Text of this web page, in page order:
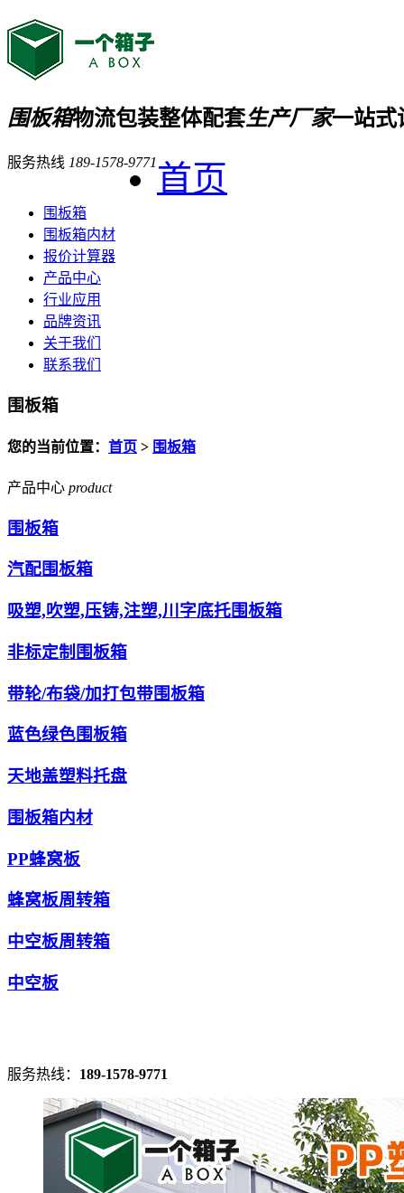
围板箱物流包装整体配套生产厂家一站式
服务热线 189-1578-9771 首页
围板箱
围板箱内材
报价计算器
产品中心
行业应用
品牌资讯
关于我们
联系我们
围板箱
您的当前位置： 首页 > 围板箱
产品中心 product
围板箱
汽配围板箱
吸塑,吹塑,压铸,注塑,川字底托围板箱
非标定制围板箱
带轮/布袋/加打包带围板箱
蓝色绿色围板箱
天地盖塑料托盘
围板箱内材
PP蜂窝板
蜂窝板周转箱
中空板周转箱
中空板
服务热线： 189-1578-9771